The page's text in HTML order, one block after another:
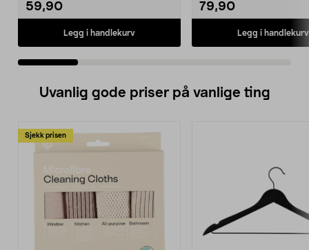
59,90
Legg i handlekurv
79,90
Legg i handlekurv
Uvanlig gode priser på vanlige ting
Sjekk prisen